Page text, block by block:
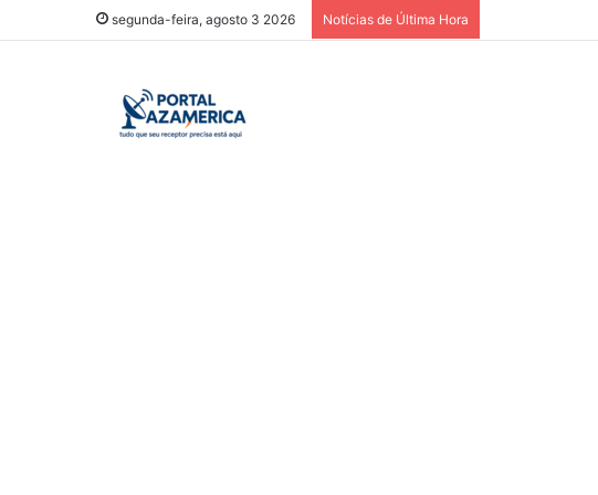
segunda-feira, agosto 3 2026 Notícias de Última Hora